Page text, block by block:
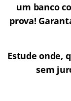
um banco
prova!
Estude onde,
sem